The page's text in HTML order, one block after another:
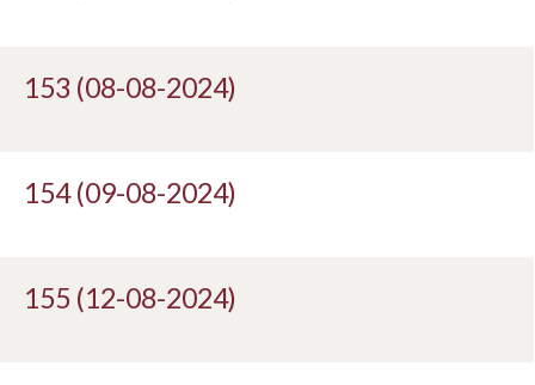
153 (08-08-2024)
154 (09-08-2024)
155 (12-08-2024)